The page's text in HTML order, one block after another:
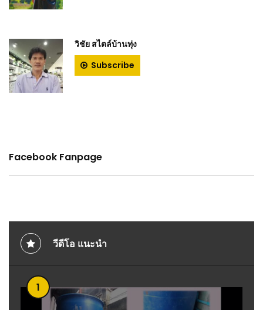
วิชัย สไตล์บ้านทุ่ง
Subscribe
Facebook Fanpage
วีดีโอ แนะนำ
1